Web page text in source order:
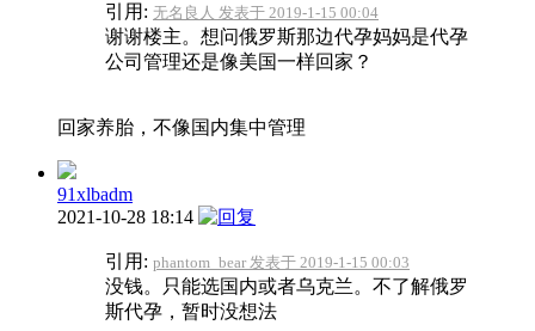
引用: 无名良人 发表于 2019-1-15 00:04
谢谢楼主。想问俄罗斯那边代孕妈妈是代孕
公司管理还是像美国一样回家？
回家养胎，不像国内集中管理
91xlbadm
2021-10-28 18:14
引用: phantom_bear 发表于 2019-1-15 00:03
没钱。只能选国内或者乌克兰。不了解俄罗
斯代孕，暂时没想法